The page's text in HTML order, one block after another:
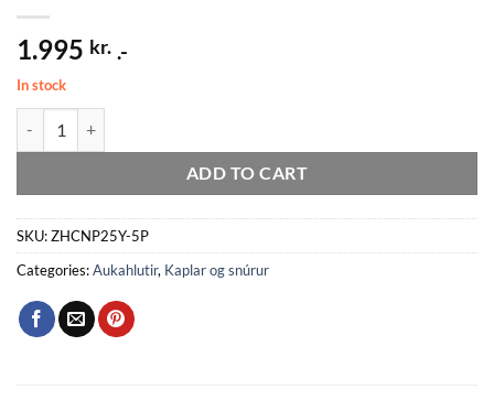
1.995 kr. .-
In stock
ADD TO CART
SKU:ZHCNP25Y-5P
Categories:Aukahlutir, Kaplar og snúrur